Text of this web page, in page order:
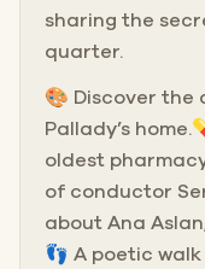
sharing the
quarter.
🎨 Discover the
Pallady’s
oldest
of conductor
about Ana
👣 A poetic